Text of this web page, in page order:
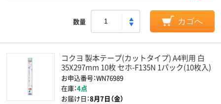
数量 カゴへ
コクヨ 製本テープ(カットタイプ) A4判用 白
35X297mm 10枚 セホ-F135N 1パック(10枚入)
お申込番号：WN76989
在庫：4点
お届け日：8月7日（金）